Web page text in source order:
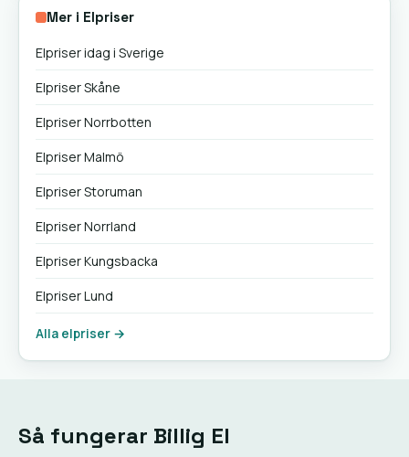
Mer i Elpriser
Elpriser idag i Sverige
Elpriser Skåne
Elpriser Norrbotten
Elpriser Malmö
Elpriser Storuman
Elpriser Norrland
Elpriser Kungsbacka
Elpriser Lund
Alla elpriser →
Så fungerar Billig El